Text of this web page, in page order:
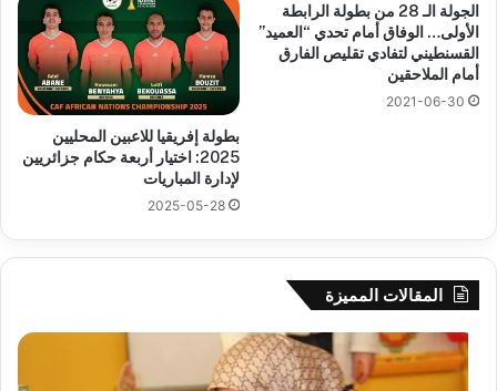
الجولة الـ 28 من بطولة الرابطة
الأولى… الوفاق أمام تحدي “العميد”
القسنطيني لتفادي تقليص الفارق
أمام الملاحقين
2021-06-30
بطولة إفريقيا للاعبين المحليين
2025: اختيار أربعة حكام جزائريين
لإدارة المباريات
2025-05-28
المقالات المميزة
رهان
على